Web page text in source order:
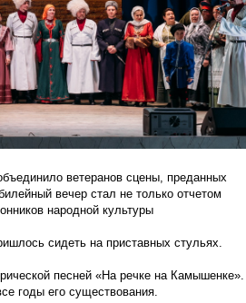
ветеранов сцены, преданных
вечер стал не только отчетом
народной культуры
сидеть на приставных стульях.
песней «Наречке на Камышенке».
годы его существования.